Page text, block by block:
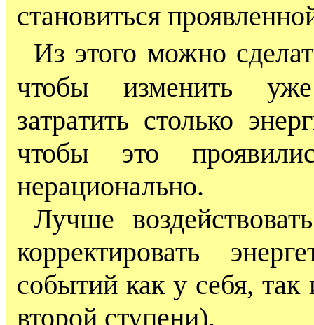
становиться
Из этого можно
чтобы изменить
затратить столько
чтобы это
нерационально.
Лучше
корректировать
событий как у себя,
второй ступени).